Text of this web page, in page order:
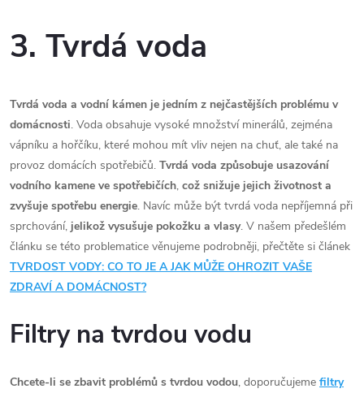
3. Tvrdá voda
Tvrdá voda a vodní kámen je jedním z nejčastějších problému v
domácnosti. Voda obsahuje vysoké množství minerálů, zejména
vápníku a hořčíku, které mohou mít vliv nejen na chuť, ale také na
provoz domácích spotřebičů. Tvrdá voda způsobuje usazování
vodního kamene ve spotřebičích, což snižuje jejich životnost a
zvyšuje spotřebu energie. Navíc může být tvrdá voda nepříjemná při
sprchování, jelikož vysušuje pokožku a vlasy. V našem předešlém
článku se této problematice věnujeme podrobněji, přečtěte si článek
TVRDOST VODY: CO TO JE A JAK MŮŽE OHROZIT VAŠE
ZDRAVÍ A DOMÁCNOST?
Filtry na tvrdou vodu
Chcete-li se zbavit problémů s tvrdou vodou, doporučujeme filtry